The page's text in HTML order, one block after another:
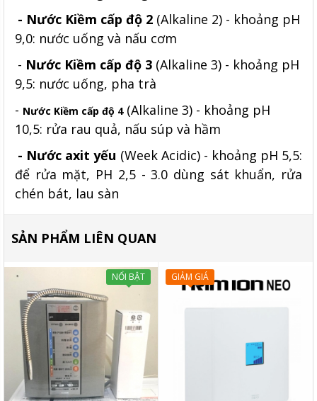
- Nước Kiềm cấp độ 2 (Alkaline 2) - khoảng pH
9,0: nước uống và nấu cơm
- Nước Kiềm cấp độ 3 (Alkaline 3) - khoảng pH
9,5: nước uống, pha trà
- Nước Kiềm cấp độ 4(Alkaline 3) - khoảng pH
10,5: rửa rau quả, nấu súp và hầm
- Nước axit yếu (Week Acidic) - khoảng pH 5,5:
để rửa mặt, PH 2,5 - 3.0 dùng sát khuẩn, rửa
chén bát, lau sàn
SẢN PHẨM LIÊN QUAN
NỔI BẬT GIẢM GIÁ